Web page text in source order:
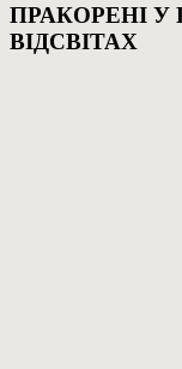
ПРАКОРЕНІ У
ВІДСВІТАХ